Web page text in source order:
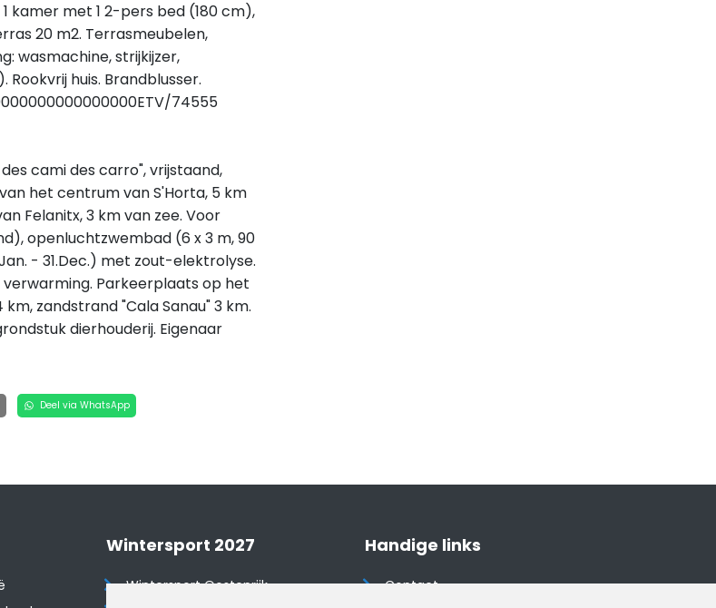
kamer met 1 2-pers bed (180 cm),
20 m2. Terrasmeubelen,
wasmachine, strijkijzer,
huis. Brandblusser.
74555
cami des carro", vrijstaand,
het centrum van S'Horta, 5 km
Felanitx, 3 km van zee. Voor
openluchtzwembad (6 x 3 m, 90
- 31.Dec.) met zout-elektrolyse.
Parkeerplaats op het
zandstrand "Cala Sanau" 3 km.
dierhouderij. Eigenaar
Deel via WhatsApp
Wintersport 2027
Wintersport Oostenrijk
Handige links
Contact